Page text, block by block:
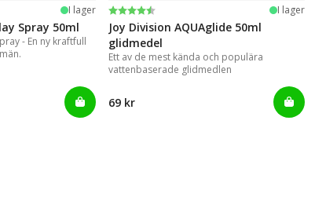
I lager
Spray 50ml
- En ny kraftfull
Betyg:
4.2 utav 5 stjärnor I lager
Joy Division AQUAglide 50ml
glidmedel
Ett av de mest kända och populära
vattenbaserade glidmedlen
69 kr